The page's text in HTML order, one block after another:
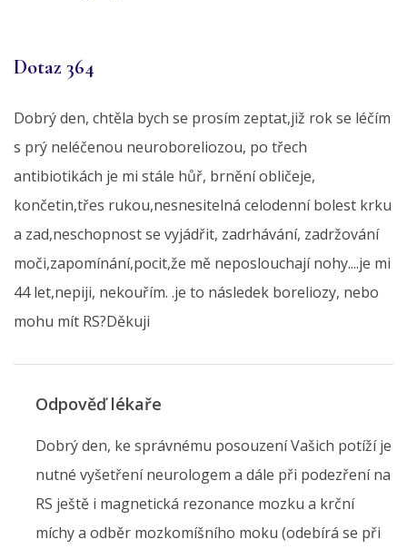
Dotaz 364
Dobrý den, chtěla bych se prosím zeptat,již rok se léčím
s prý neléčenou neuroboreliozou, po třech
antibiotikách je mi stále hůř, brnění obličeje,
končetin,třes rukou,nesnesitelná celodenní bolest krku
a zad,neschopnost se vyjádřit, zadrhávání, zadržování
moči,zapomínání,pocit,že mě neposlouchají nohy....je mi
44 let,nepiji, nekouřím. .je to následek boreliozy, nebo
mohu mít RS?Děkuji
Odpověď lékaře
Dobrý den, ke správnému posouzení Vašich potíží je
nutné vyšetření neurologem a dále při podezření na
RS ještě i magnetická rezonance mozku a krční
míchy a odběr mozkomíšního moku (odebírá se při